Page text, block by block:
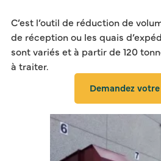
C’est l’outil de réduction de
de réception ou les quais
sont variés et à partir de 120
à traiter.
Demandez